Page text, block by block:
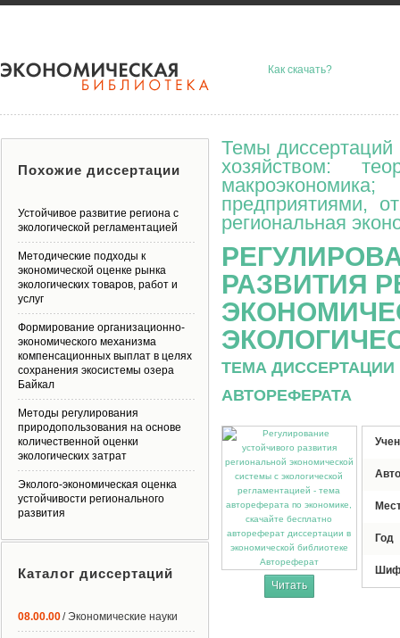
Как скачать?
Темы диссертаций
хозяйством:
предприятиями,
региональная
РАЗВИТИЯ
ТЕМА
АВТОРЕФЕРАТА
Автореферат
Читать
Год
Похожие диссертации
Устойчивое развитие региона с
экологической регламентацией
Методические подходы к
экономической оценке рынка
экологических товаров, работ и
услуг
Формирование организационно-
экономического механизма
компенсационных выплат в целях
сохранения экосистемы озера
Байкал
Методы регулирования
природопользования на основе
количественной оценки
экологических затрат
Эколого-экономическая оценка
устойчивости регионального
развития
Каталог диссертаций
08.00.00/ Экономические науки